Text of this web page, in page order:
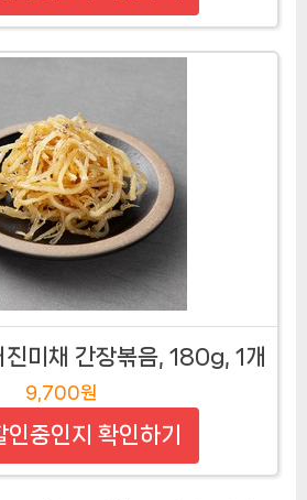
진미채 간장볶음, 180g, 1개
9,700원
인중인지 확인하기